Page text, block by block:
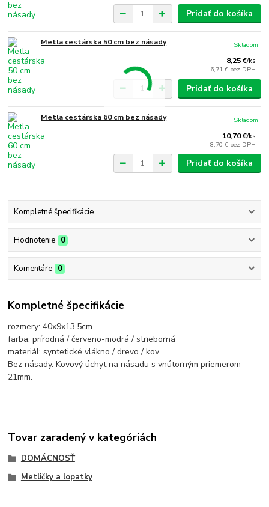
Pridať do košíka
Metla cestárska 50 cm bez násady
8,25 €/ks
6,71 € bez DPH
Skladom
Pridať do košíka
Metla cestárska 60 cm bez násady
10,70 €/ks
8,70 € bez DPH
Skladom
Pridať do košíka
Kompletné špecifikácie
Hodnotenie 0
Komentáre 0
Kompletné špecifikácie
rozmery: 40x9x13.5cm
farba: prírodná / červeno-modrá / strieborná
materiál: syntetické vlákno / drevo / kov
Bez násady. Kovový úchyt na násadu s vnútorným priemerom
21mm.
Tovar zaradený v kategóriách
DOMÁCNOSŤ
Metličky a lopatky